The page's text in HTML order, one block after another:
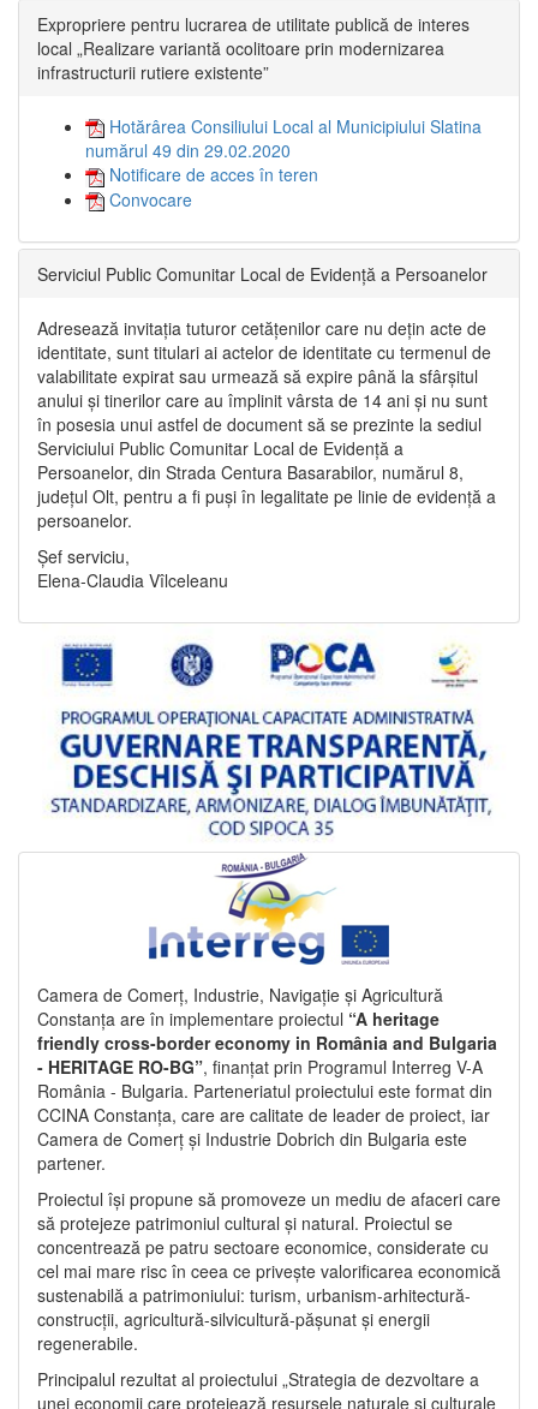
Expropriere pentru lucrarea de utilitate publică de interes
local „Realizare variantă ocolitoare prin modernizarea
infrastructurii rutiere existente”
Hotărârea Consiliului Local al Municipiului Slatina
numărul 49 din 29.02.2020
Notificare de acces în teren
Convocare
Serviciul Public Comunitar Local de Evidență a Persoanelor
Adresează invitația tuturor cetățenilor care nu dețin acte de
identitate, sunt titulari ai actelor de identitate cu termenul de
valabilitate expirat sau urmează să expire până la sfârșitul
anului și tinerilor care au împlinit vârsta de 14 ani și nu sunt
în posesia unui astfel de document să se prezinte la sediul
Serviciului Public Comunitar Local de Evidență a
Persoanelor, din Strada Centura Basarabilor, numărul 8,
județul Olt, pentru a fi puși în legalitate pe linie de evidență a
persoanelor.
Șef serviciu,
Elena-Claudia Vîlceleanu
Camera de Comerț, Industrie, Navigație și Agricultură
Constanța are în implementare proiectul “A heritage
friendly cross-border economy in România and Bulgaria
- HERITAGE RO-BG”, finanțat prin Programul Interreg V-A
România - Bulgaria. Parteneriatul proiectului este format din
CCINA Constanța, care are calitate de leader de proiect, iar
Camera de Comerț și Industrie Dobrich din Bulgaria este
partener.
Proiectul își propune să promoveze un mediu de afaceri care
să protejeze patrimoniul cultural și natural. Proiectul se
concentrează pe patru sectoare economice, considerate cu
cel mai mare risc în ceea ce privește valorificarea economică
sustenabilă a patrimoniului: turism, urbanism-arhitectură-
construcții, agricultură-silvicultură-pășunat și energii
regenerabile.
Principalul rezultat al proiectului „Strategia de dezvoltare a
unei economii care protejează resursele naturale și culturale